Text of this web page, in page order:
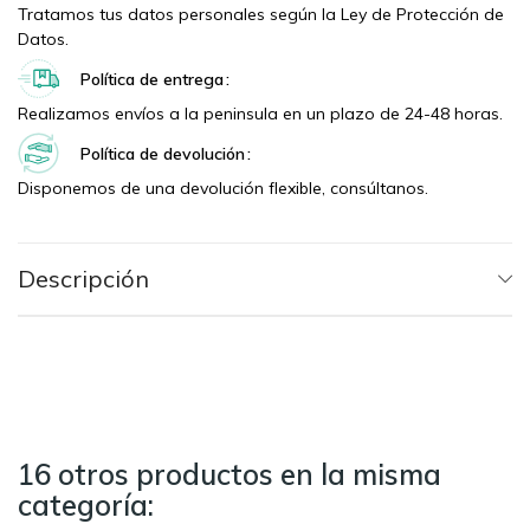
Tratamos tus datos personales según la Ley de Protección de
Datos.
Política de entrega
Realizamos envíos a la peninsula en un plazo de 24-48 horas.
Política de devolución
Disponemos de una devolución flexible, consúltanos.
Descripción
16 otros productos en la misma
categoría: